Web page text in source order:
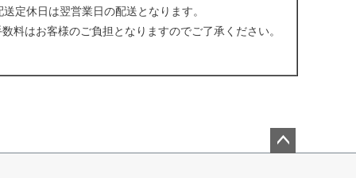
定休日は翌営業日の配送となります。
はお客様のご負担となりますのでご了承ください。